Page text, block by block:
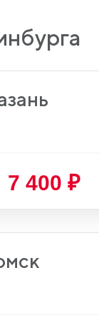
7 400 ₽